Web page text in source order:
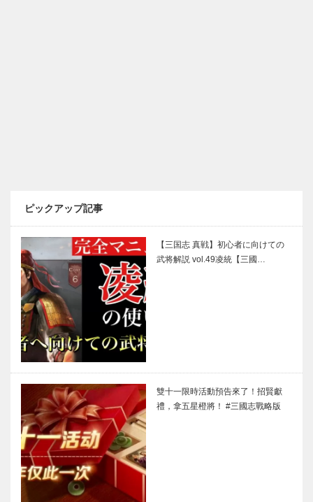
ピックアップ記事
【三国志 真戦】初心者に向けての
武将解説 vol.49凌統【三國…
雙十一限時活動預告來了！招賢獻
禮，拿五星橙將！ #三國志戰略版